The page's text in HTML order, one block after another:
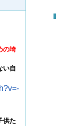
の埼
い自
供た